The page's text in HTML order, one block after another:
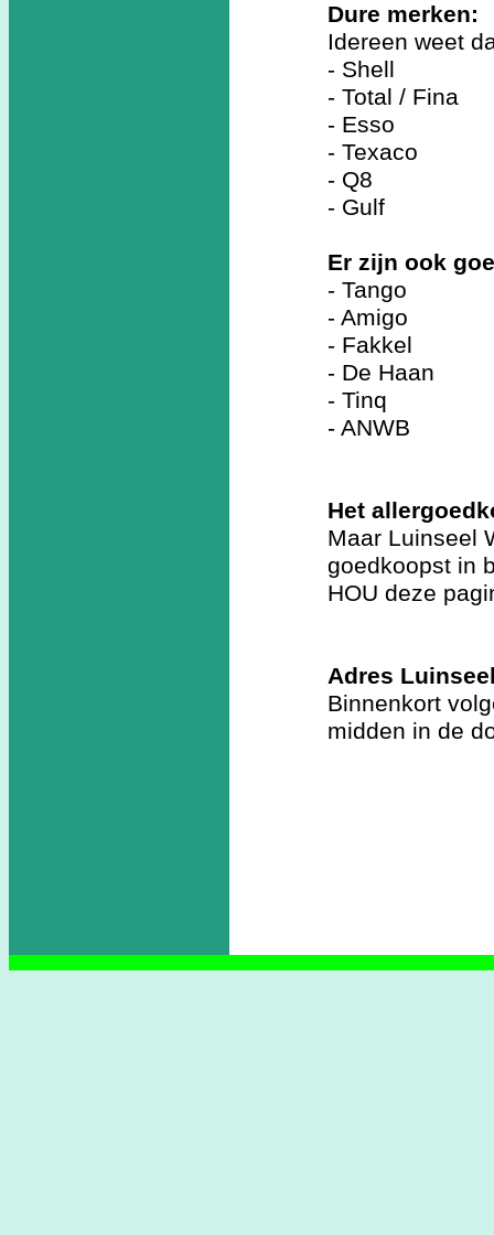
Dure merken:
Idereen weet
- Shell
- Total / Fina
- Esso
- Texaco
- Q8
- Gulf
Er zijn ook
- Tango
- Amigo
- Fakkel
- De Haan
- Tinq
- ANWB
Het
Maar Luinseel
goedkoopst in
HOU deze
Adres
Binnenkort
midden in de